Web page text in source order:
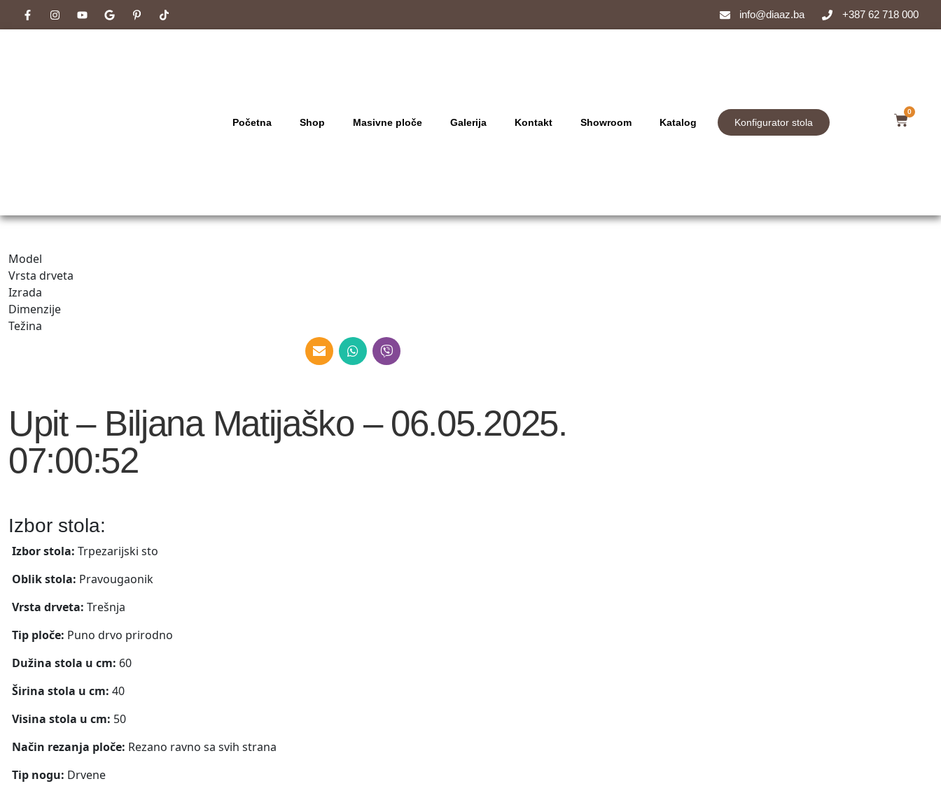
info@diaaz.ba +387 62 718 000
Početna Shop Masivne ploče Galerija Kontakt Showroom Katalog Konfigurator stola
0
Model
Vrsta drveta
Izrada
Dimenzije
Težina
Upit – Biljana Matijaško – 06.05.2025.
07:00:52
Izbor stola:
Izbor stola: Trpezarijski sto
Oblik stola: Pravougaonik
Vrsta drveta: Trešnja
Tip ploče: Puno drvo prirodno
Dužina stola u cm: 60
Širina stola u cm: 40
Visina stola u cm: 50
Način rezanja ploče: Rezano ravno sa svih strana
Tip nogu: Drvene